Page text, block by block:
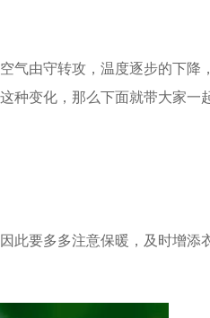
气由守转攻，温度逐步的下降
种变化，那么下面就带大家一
此要多多注意保暖，及时增添